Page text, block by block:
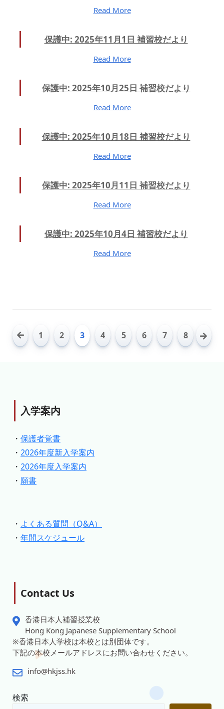
Read More
保護中: 2025年11月1日 補習校だより
Read More
保護中: 2025年10月25日 補習校だより
Read More
保護中: 2025年10月18日 補習校だより
Read More
保護中: 2025年10月11日 補習校だより
Read More
保護中: 2025年10月4日 補習校だより
Read More
1 2 3 4 5 6 7 8
入学案内
・ 保護者覚書
・ 2026年度新入学案内
・ 2026年度入学案内
・ 願書
・ よくある質問（Q&A）
・ 年間スケジュール
Contact Us
香港日本人補習授業校
Hong Kong Japanese Supplementary School
※香港日本人学校は本校とは別団体です。
下記の本校メールアドレスにお問い合わせください。
info@hkjss.hk
検索